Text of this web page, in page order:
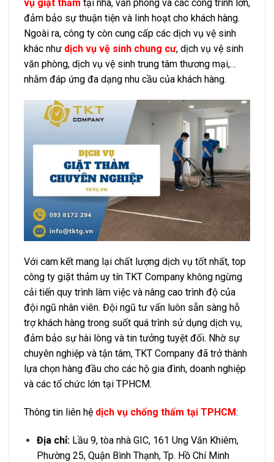
vụ giặt thảm tại nhà, văn phòng và các công trình lớn,
đảm bảo sự thuận tiện và linh hoạt cho khách hàng.
Ngoài ra, công ty còn cung cấp các dịch vụ vệ sinh
khác như dịch vụ vệ sinh chung cư, dịch vụ vệ sinh
văn phòng, dịch vụ vệ sinh trung tâm thương mại,…
nhằm đáp ứng đa dạng nhu cầu của khách hàng.
Với cam kết mang lại chất lượng dịch vụ tốt nhất, top
công ty giặt thảm uy tín TKT Company không ngừng
cải tiến quy trình làm việc và nâng cao trình độ của
đội ngũ nhân viên. Đội ngũ tư vấn luôn sẵn sàng hỗ
trợ khách hàng trong suốt quá trình sử dụng dịch vụ,
đảm bảo sự hài lòng và tin tưởng tuyệt đối. Nhờ sự
chuyên nghiệp và tận tâm, TKT Company đã trở thành
lựa chọn hàng đầu cho các hộ gia đình, doanh nghiệp
và các tổ chức lớn tại TPHCM.
Thông tin liên hệ dịch vụ chống thấm tại TPHCM:
Địa chỉ:Lầu 9, tòa nhà GIC, 161 Ung Văn Khiêm,
Phường 25, Quận Bình Thạnh, Tp. Hồ Chí Minh